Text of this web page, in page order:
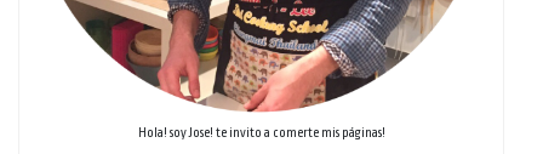
Hola! soy Jose! te invito a comerte mis páginas!